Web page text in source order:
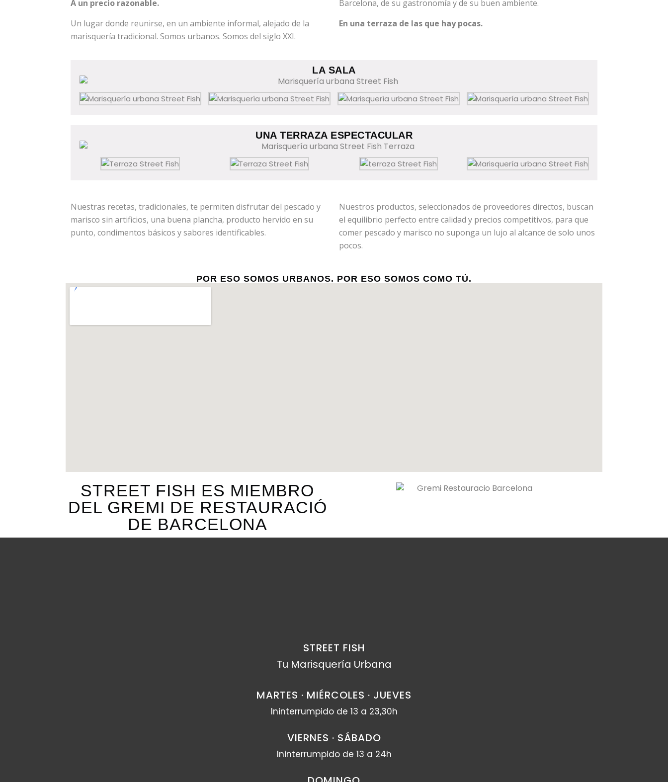
A un precio razonable.
Un lugar donde reunirse, en un ambiente informal, alejado de la
marisquería tradicional. Somos urbanos. Somos del siglo XXI.
Barcelona, de su gastronomía y de su buen ambiente.
En una terraza de las que hay pocas.
LA SALA
UNA TERRAZA ESPECTACULAR
Nuestras recetas, tradicionales, te permiten disfrutar del pescado y
marisco sin artificios, una buena plancha, producto hervido en su
punto, condimentos básicos y sabores identificables.
Nuestros productos, seleccionados de proveedores directos, buscan
el equilibrio perfecto entre calidad y precios competitivos, para que
comer pescado y marisco no suponga un lujo al alcance de solo unos
pocos.
POR ESO SOMOS URBANOS. POR ESO SOMOS COMO TÚ.
STREET FISH ES MIEMBRO
DEL GREMI DE RESTAURACIÓ
DE BARCELONA
STREET FISH
Tu Marisquería Urbana
MARTES · MIÉRCOLES · JUEVES
Ininterrumpido de 13 a 23,30h
VIERNES · SÁBADO
Ininterrumpido de 13 a 24h